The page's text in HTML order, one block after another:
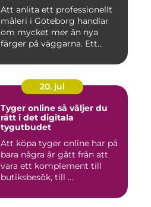
Att anlita ett professionellt
måleri i Göteborg handlar
om mycket mer än nya
färger på väggarna. Ett...
20. jul
Tyger online så väljer du
rätt i det digitala
tygutbudet
Att köpa tyger online har på
bara några år gått från att
vara ett komplement till
butiksbesök, till ...